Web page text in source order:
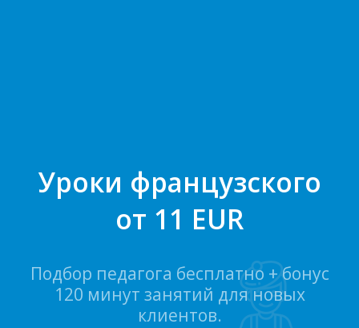
Уроки французского
от 11 EUR
Подбор педагога бесплатно + бонус
120 минут занятий для новых
клиентов.